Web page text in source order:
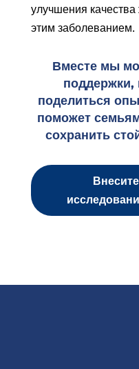
улучшения
этим заболеванием.
Вместе мы
поделиться
поможет
сохранить